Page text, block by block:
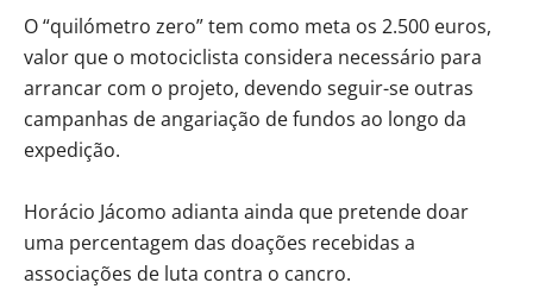
O “quilómetro zero” tem como meta os 2.500 euros,
valor que o motociclista considera necessário para
arrancar com o projeto, devendo seguir-se outras
campanhas de angariação de fundos ao longo da
expedição.
Horácio Jácomo adianta ainda que pretende doar
uma percentagem das doações recebidas a
associações de luta contra o cancro.